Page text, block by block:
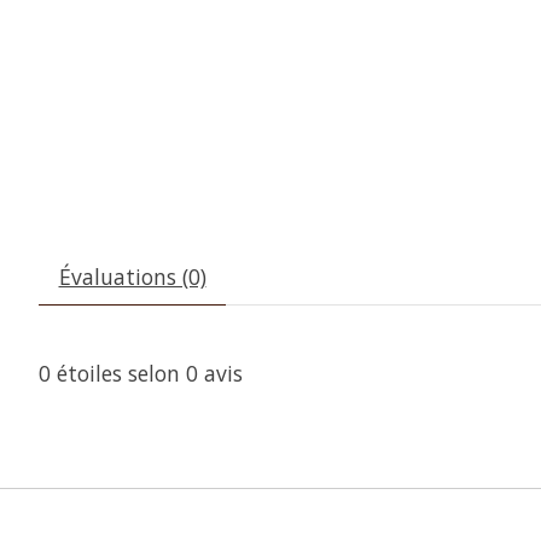
Évaluations (0)
0 étoiles selon 0 avis